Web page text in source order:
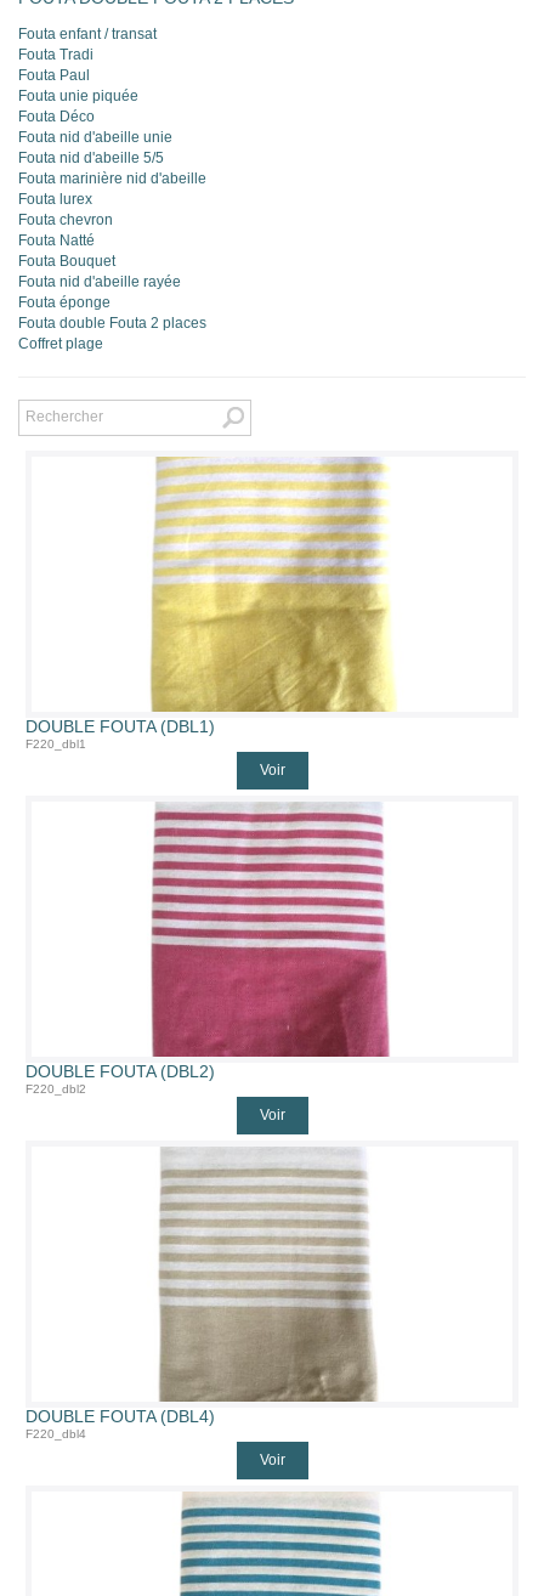
Fouta enfant / transat
Fouta Tradi
Fouta Paul
Fouta unie piquée
Fouta Déco
Fouta nid d'abeille unie
Fouta nid d'abeille 5/5
Fouta marinière nid d'abeille
Fouta lurex
Fouta chevron
Fouta Natté
Fouta Bouquet
Fouta nid d'abeille rayée
Fouta éponge
Fouta double Fouta 2 places
Coffret plage
DOUBLE FOUTA (DBL1)
F220_dbl1
Voir
DOUBLE FOUTA (DBL2)
F220_dbl2
Voir
DOUBLE FOUTA (DBL4)
F220_dbl4
Voir